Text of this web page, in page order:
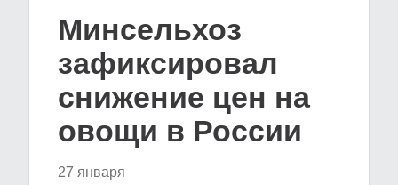
Минсельхоз
зафиксировал
снижение цен на
овощи в России
27 января